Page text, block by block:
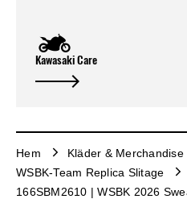
Kawasaki Care
Hem Kläder & Merchandise
WSBK-Team Replica Slitage
166SBM2610 | WSBK 2026